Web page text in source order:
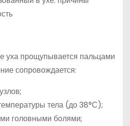
уха прощупывается пальцами
сопровождается:
тела (до 38°С);
головными болями;